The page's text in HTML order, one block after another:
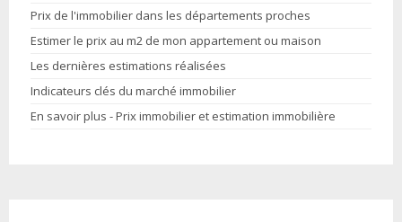
Prix de l'immobilier dans les départements proches
Estimer le prix au m2 de mon appartement ou maison
Les dernières estimations réalisées
Indicateurs clés du marché immobilier
En savoir plus - Prix immobilier et estimation immobilière